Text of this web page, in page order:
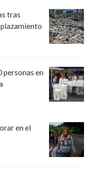
tras
personas en
en el